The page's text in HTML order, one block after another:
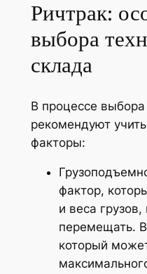
Ричтрак:
выбора
склада
В процессе
рекомендуют
факторы:
фактор,
и веса
перемещать.
который